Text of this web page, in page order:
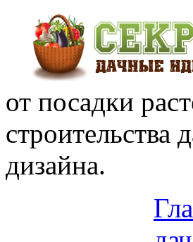
от посадки
строительства
дизайна.